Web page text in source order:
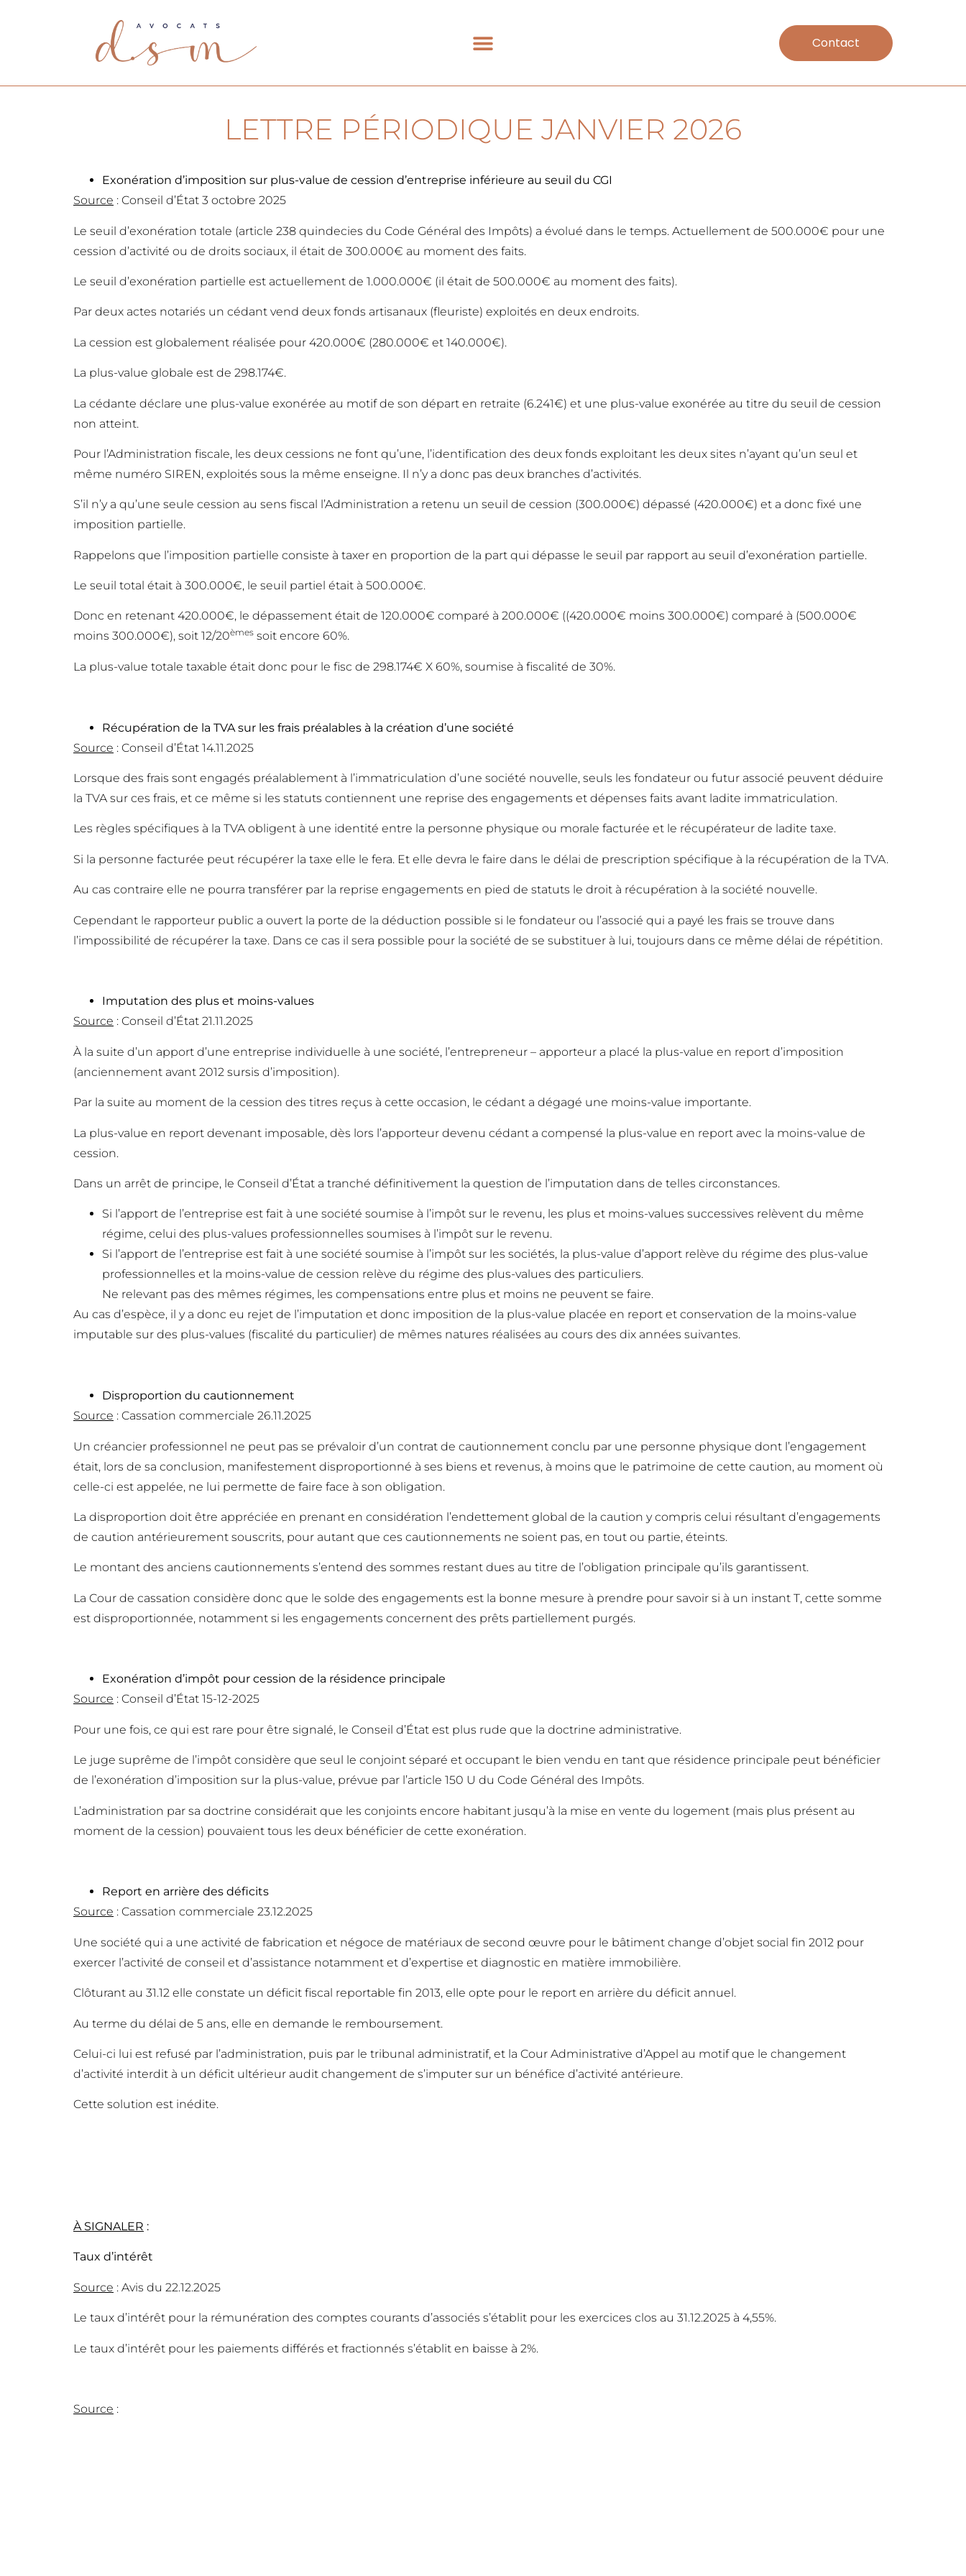
Contact
LETTRE PÉRIODIQUE JANVIER 2026
Exonération d’imposition sur plus-value de cession d’entreprise inférieure au seuil du CGI
Source : Conseil d’État 3 octobre 2025
Le seuil d’exonération totale (article 238 quindecies du Code Général des Impôts) a évolué dans le temps. Actuellement de 500.000€ pour une
cession d’activité ou de droits sociaux, il était de 300.000€ au moment des faits.
Le seuil d’exonération partielle est actuellement de 1.000.000€ (il était de 500.000€ au moment des faits).
Par deux actes notariés un cédant vend deux fonds artisanaux (fleuriste) exploités en deux endroits.
La cession est globalement réalisée pour 420.000€ (280.000€ et 140.000€).
La plus-value globale est de 298.174€.
La cédante déclare une plus-value exonérée au motif de son départ en retraite (6.241€) et une plus-value exonérée au titre du seuil de cession
non atteint.
Pour l’Administration fiscale, les deux cessions ne font qu’une, l’identification des deux fonds exploitant les deux sites n’ayant qu’un seul et
même numéro SIREN, exploités sous la même enseigne. Il n’y a donc pas deux branches d’activités.
S’il n’y a qu’une seule cession au sens fiscal l’Administration a retenu un seuil de cession (300.000€) dépassé (420.000€) et a donc fixé une
imposition partielle.
Rappelons que l’imposition partielle consiste à taxer en proportion de la part qui dépasse le seuil par rapport au seuil d’exonération partielle.
Le seuil total était à 300.000€, le seuil partiel était à 500.000€.
Donc en retenant 420.000€, le dépassement était de 120.000€ comparé à 200.000€ ((420.000€ moins 300.000€) comparé à (500.000€
moins 300.000€), soit 12/20èmes soit encore 60%.
La plus-value totale taxable était donc pour le fisc de 298.174€ X 60%, soumise à fiscalité de 30%.
Récupération de la TVA sur les frais préalables à la création d’une société
Source : Conseil d’État 14.11.2025
Lorsque des frais sont engagés préalablement à l’immatriculation d’une société nouvelle, seuls les fondateur ou futur associé peuvent déduire
la TVA sur ces frais, et ce même si les statuts contiennent une reprise des engagements et dépenses faits avant ladite immatriculation.
Les règles spécifiques à la TVA obligent à une identité entre la personne physique ou morale facturée et le récupérateur de ladite taxe.
Si la personne facturée peut récupérer la taxe elle le fera. Et elle devra le faire dans le délai de prescription spécifique à la récupération de la TVA.
Au cas contraire elle ne pourra transférer par la reprise engagements en pied de statuts le droit à récupération à la société nouvelle.
Cependant le rapporteur public a ouvert la porte de la déduction possible si le fondateur ou l’associé qui a payé les frais se trouve dans
l’impossibilité de récupérer la taxe. Dans ce cas il sera possible pour la société de se substituer à lui, toujours dans ce même délai de répétition.
Imputation des plus et moins-values
Source : Conseil d’État 21.11.2025
À la suite d’un apport d’une entreprise individuelle à une société, l’entrepreneur – apporteur a placé la plus-value en report d’imposition
(anciennement avant 2012 sursis d’imposition).
Par la suite au moment de la cession des titres reçus à cette occasion, le cédant a dégagé une moins-value importante.
La plus-value en report devenant imposable, dès lors l’apporteur devenu cédant a compensé la plus-value en report avec la moins-value de
cession.
Dans un arrêt de principe, le Conseil d’État a tranché définitivement la question de l’imputation dans de telles circonstances.
Si l’apport de l’entreprise est fait à une société soumise à l’impôt sur le revenu, les plus et moins-values successives relèvent du même
régime, celui des plus-values professionnelles soumises à l’impôt sur le revenu.
Si l’apport de l’entreprise est fait à une société soumise à l’impôt sur les sociétés, la plus-value d’apport relève du régime des plus-value
professionnelles et la moins-value de cession relève du régime des plus-values des particuliers.
Ne relevant pas des mêmes régimes, les compensations entre plus et moins ne peuvent se faire.
Au cas d’espèce, il y a donc eu rejet de l’imputation et donc imposition de la plus-value placée en report et conservation de la moins-value
imputable sur des plus-values (fiscalité du particulier) de mêmes natures réalisées au cours des dix années suivantes.
Disproportion du cautionnement
Source : Cassation commerciale 26.11.2025
Un créancier professionnel ne peut pas se prévaloir d’un contrat de cautionnement conclu par une personne physique dont l’engagement
était, lors de sa conclusion, manifestement disproportionné à ses biens et revenus, à moins que le patrimoine de cette caution, au moment où
celle-ci est appelée, ne lui permette de faire face à son obligation.
La disproportion doit être appréciée en prenant en considération l’endettement global de la caution y compris celui résultant d’engagements
de caution antérieurement souscrits, pour autant que ces cautionnements ne soient pas, en tout ou partie, éteints.
Le montant des anciens cautionnements s’entend des sommes restant dues au titre de l’obligation principale qu’ils garantissent.
La Cour de cassation considère donc que le solde des engagements est la bonne mesure à prendre pour savoir si à un instant T, cette somme
est disproportionnée, notamment si les engagements concernent des prêts partiellement purgés.
Exonération d’impôt pour cession de la résidence principale
Source : Conseil d’État 15-12-2025
Pour une fois, ce qui est rare pour être signalé, le Conseil d’État est plus rude que la doctrine administrative.
Le juge suprême de l’impôt considère que seul le conjoint séparé et occupant le bien vendu en tant que résidence principale peut bénéficier
de l’exonération d’imposition sur la plus-value, prévue par l’article 150 U du Code Général des Impôts.
L’administration par sa doctrine considérait que les conjoints encore habitant jusqu’à la mise en vente du logement (mais plus présent au
moment de la cession) pouvaient tous les deux bénéficier de cette exonération.
Report en arrière des déficits
Source : Cassation commerciale 23.12.2025
Une société qui a une activité de fabrication et négoce de matériaux de second œuvre pour le bâtiment change d’objet social fin 2012 pour
exercer l’activité de conseil et d’assistance notamment et d’expertise et diagnostic en matière immobilière.
Clôturant au 31.12 elle constate un déficit fiscal reportable fin 2013, elle opte pour le report en arrière du déficit annuel.
Au terme du délai de 5 ans, elle en demande le remboursement.
Celui-ci lui est refusé par l’administration, puis par le tribunal administratif, et la Cour Administrative d’Appel au motif que le changement
d’activité interdit à un déficit ultérieur audit changement de s’imputer sur un bénéfice d’activité antérieure.
Cette solution est inédite.
À SIGNALER :
Taux d’intérêt
Source : Avis du 22.12.2025
Le taux d’intérêt pour la rémunération des comptes courants d’associés s’établit pour les exercices clos au 31.12.2025 à 4,55%.
Le taux d’intérêt pour les paiements différés et fractionnés s’établit en baisse à 2%.
Source :